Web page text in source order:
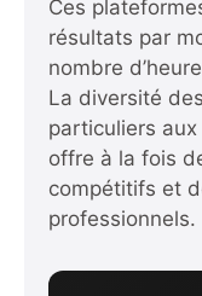
Ces
résultats par
nombre
La diversité
particuliers
offre à la fois
compétitifs et
professionnels.